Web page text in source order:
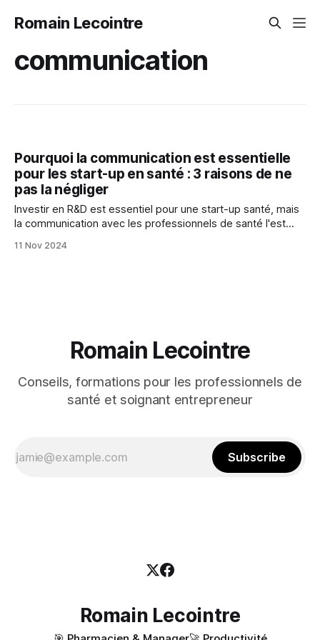
Romain Lecointre
communication
Pourquoi la communication est essentielle
pour les start-up en santé : 3 raisons de ne
pas la négliger
Investir en R&D est essentiel pour une start-up santé, mais
la communication avec les professionnels de santé l'est
11 Nov 2024
Romain Lecointre
Conseils, formations pour les professionnels de
santé et soignant entrepreneur
Subscribe
Romain Lecointre